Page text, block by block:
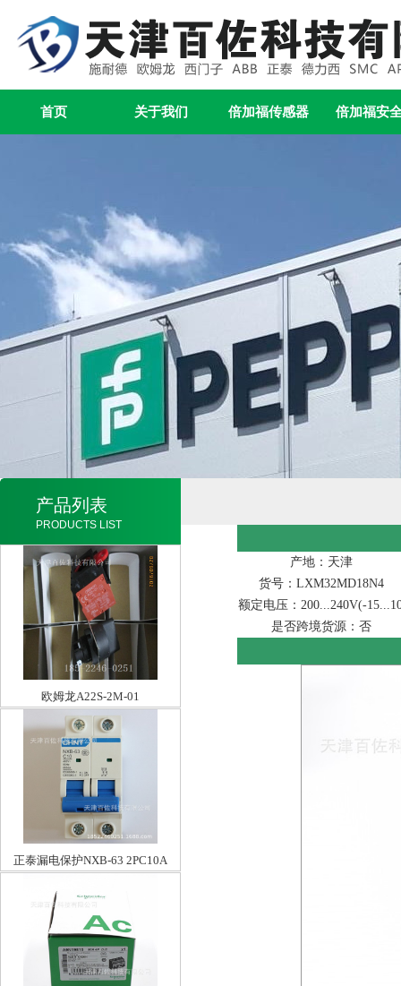
首页 关于我们 倍加福传感器 倍加福安
产品列表
PRODUCTS LIST
欧姆龙A22S-2M-01
正泰漏电保护NXB-63 2PC10A
产地：天津
货号：LXM32MD18N4
额定电压：200...240V(-
是否跨境货源：否